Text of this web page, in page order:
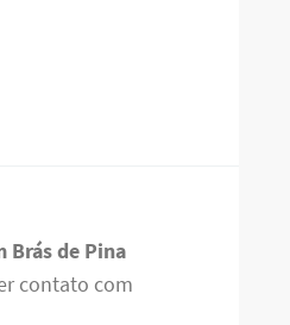
Brás de Pina
contato com